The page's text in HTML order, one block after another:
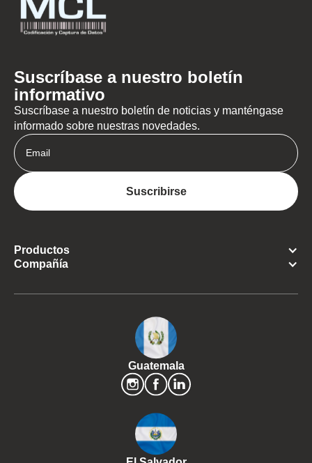
Suscríbase a nuestro boletín
informativo
Suscríbase a nuestro boletín de noticias y manténgase
informado sobre nuestras novedades.
Productos
Compañía
Guatemala